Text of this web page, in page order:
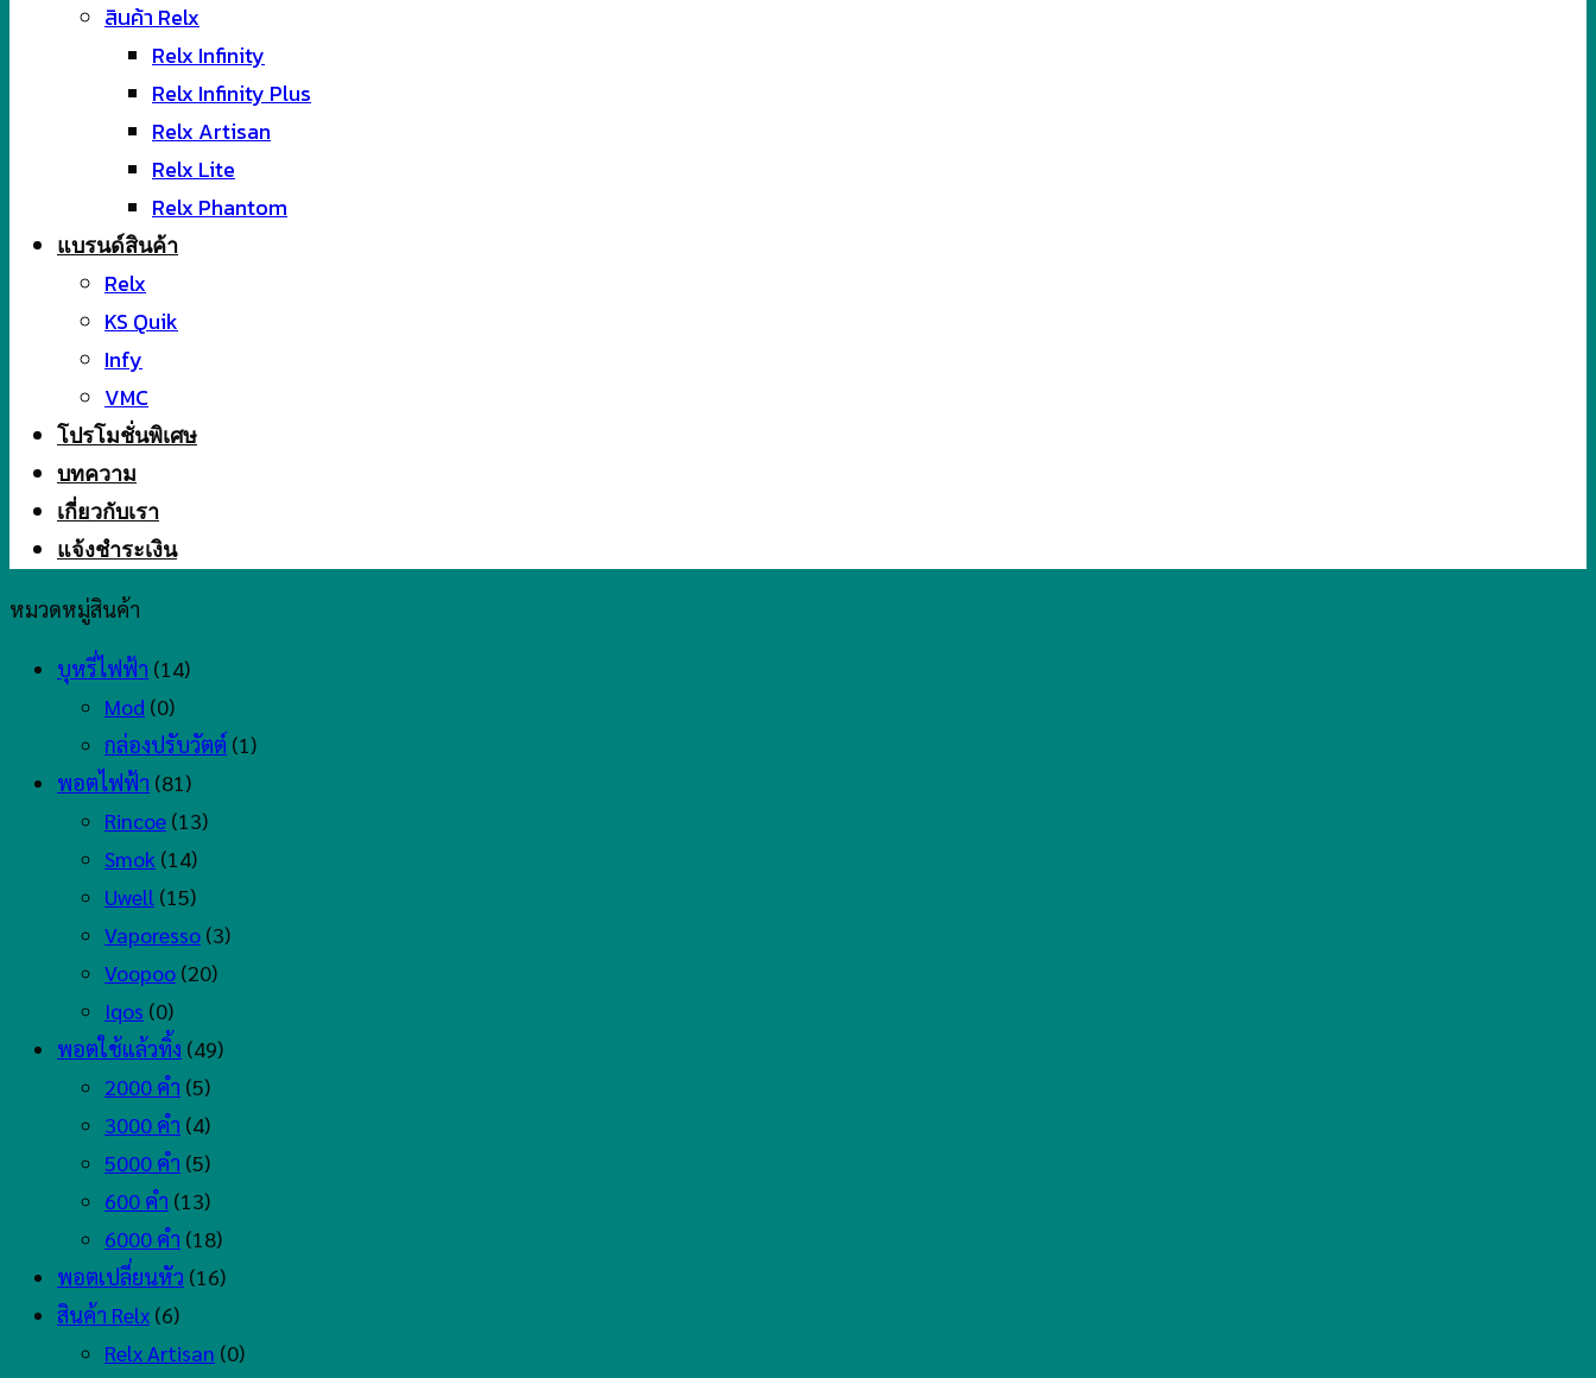
สินค้า Relx
Relx Infinity
Relx Infinity Plus
Relx Artisan
Relx Lite
Relx Phantom
แบรนด์สินค้า
Relx
KS Quik
Infy
VMC
โปรโมชั่นพิเศษ
บทความ
เกี่ยวกับเรา
แจ้งชำระเงิน
หมวดหมู่สินค้า
บุหรี่ไฟฟ้า (14)
Mod (0)
กล่องปรับวัตต์ (1)
พอตไฟฟ้า (81)
Rincoe (13)
Smok (14)
Uwell (15)
Vaporesso (3)
Voopoo (20)
Iqos (0)
พอตใช้แล้วทิ้ง (49)
2000 คำ (5)
3000 คำ (4)
5000 คำ (5)
600 คำ (13)
6000 คำ (18)
พอตเปลี่ยนหัว (16)
สินค้า Relx (6)
Relx Artisan (0)